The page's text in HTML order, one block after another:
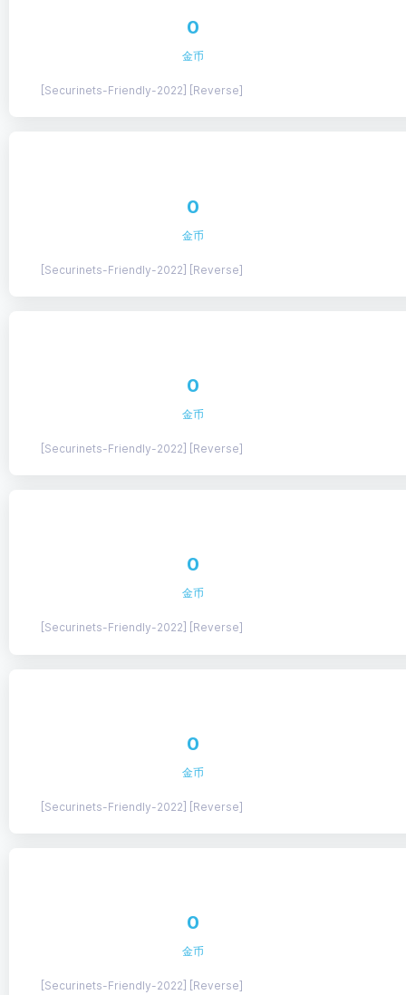
0
金币
[Securinets-Friendly-2022] [Reverse]
0
金币
[Securinets-Friendly-2022] [Reverse]
0
金币
[Securinets-Friendly-2022] [Reverse]
0
金币
[Securinets-Friendly-2022] [Reverse]
0
金币
[Securinets-Friendly-2022] [Reverse]
0
金币
[Securinets-Friendly-2022] [Reverse]